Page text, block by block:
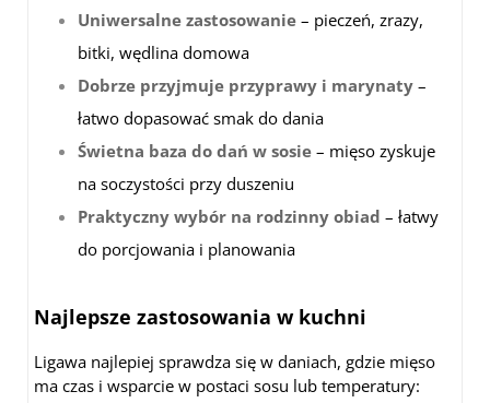
Uniwersalne zastosowanie – pieczeń, zrazy,
bitki, wędlina domowa
Dobrze przyjmuje przyprawy i marynaty –
łatwo dopasować smak do dania
Świetna baza do dań w sosie – mięso zyskuje
na soczystości przy duszeniu
Praktyczny wybór na rodzinny obiad – łatwy
do porcjowania i planowania
Najlepsze zastosowania w kuchni
Ligawa najlepiej sprawdza się w daniach, gdzie mięso
ma czas i wsparcie w postaci sosu lub temperatury: